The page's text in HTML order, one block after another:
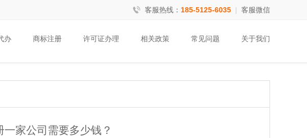
客服热线： 185-5125-6035 | 客服微信
办 商标注册 许可证办理 相关政策 常见问题 关于我们
一家公司需要多少钱？